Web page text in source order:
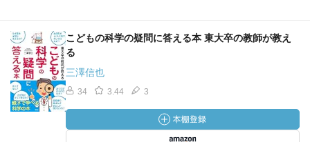
こどもの科学の疑問に答える本 東大卒の教師が教え
る
三澤信也
34 3.44 3